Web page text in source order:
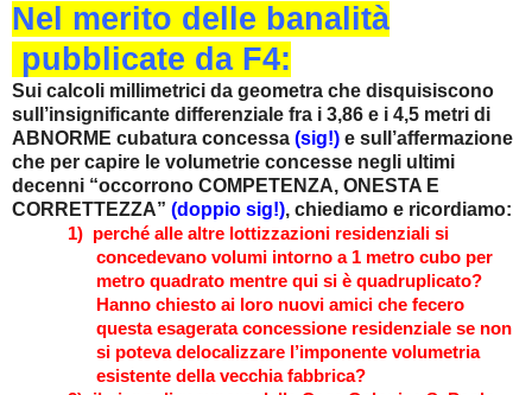
Nel merito delle banalità
pubblicate da F4:
Sui calcoli millimetrici da geometra che disquisiscono
sull’insignificante differenziale fra i 3,86 e i 4,5 metri di
ABNORME cubatura concessa (sig!) e sull’affermazione
che per capire le volumetrie concesse negli ultimi
decenni “occorrono COMPETENZA, ONESTA E
CORRETTEZZA” (doppio sig!), chiediamo e ricordiamo:
1) perché alle altre lottizzazioni residenziali si
concedevano volumi intorno a 1 metro cubo per
metro quadrato mentre qui si è quadruplicato?
Hanno chiesto ai loro nuovi amici che fecero
questa esagerata concessione residenziale se non
si poteva delocalizzare l’imponente volumetria
esistente della vecchia fabbrica?